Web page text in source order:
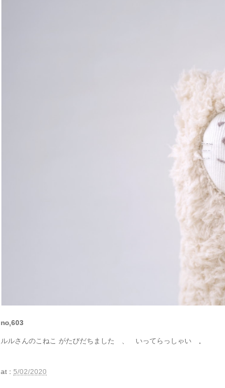
no,603
ルルさんのこねこ がたびだちました 、 いってらっしゃい 。
at : 5/02/2020